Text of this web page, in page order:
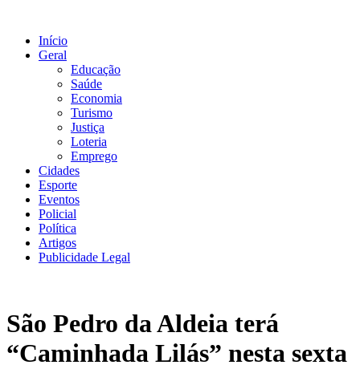
conteúdo
Início
Geral
Educação
Saúde
Economia
Turismo
Justiça
Loteria
Emprego
Cidades
Esporte
Eventos
Policial
Política
Artigos
Publicidade Legal
São Pedro da Aldeia terá
“Caminhada Lilás” nesta sexta